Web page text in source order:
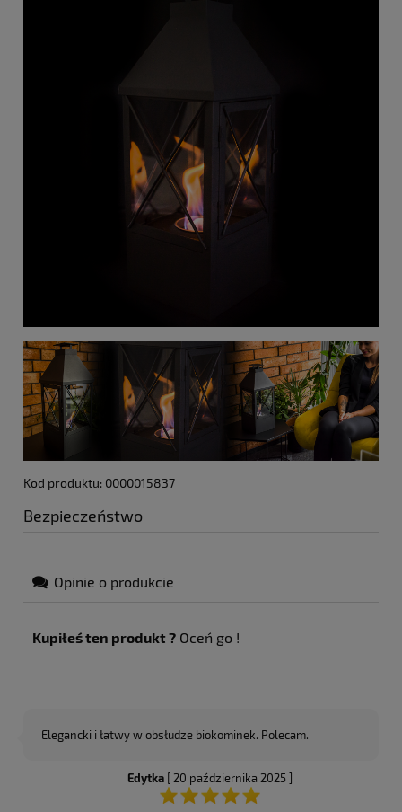
Kod produktu: 0000015837
Bezpieczeństwo
Opinie o produkcie
Kupiłeś ten produkt ? Oceń go !
Elegancki i łatwy w obsłudze biokominek. Polecam.
Edytka [ 20 października 2025 ]